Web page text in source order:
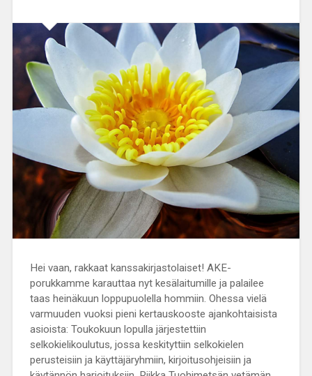
Hei vaan, rakkaat kanssakirjastolaiset! AKE-
porukkamme karauttaa nyt kesälaitumille ja palailee
taas heinäkuun loppupuolella hommiin. Ohessa vielä
varmuuden vuoksi pieni kertauskooste ajankohtaisista
asioista: Toukokuun lopulla järjestettiin
selkokielikoulutus, jossa keskityttiin selkokielen
perusteisiin ja käyttäjäryhmiin, kirjoitusohjeisiin ja